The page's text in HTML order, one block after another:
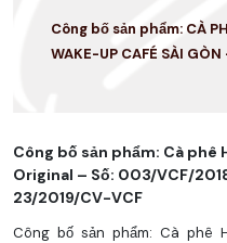
Công bố sản phẩm: CÀ
WAKE-UP CAFÉ SÀI
Công bố sản phẩm: Cà phê
Original – Số: 003/VCF/
23/2019/CV-VCF
Công bố sản phẩm: Cà phê